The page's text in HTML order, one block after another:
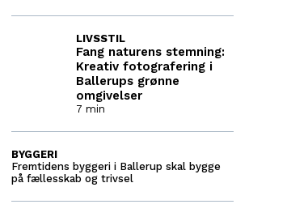
Fang naturens stemning:
Kreativ fotografering i
Ballerups grønne
omgivelser
LIVSSTIL
7 min
Fremtidens byggeri i Ballerup skal bygge
på fællesskab og trivsel
BYGGERI